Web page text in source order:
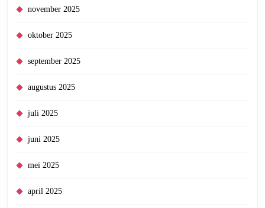
november 2025
oktober 2025
september 2025
augustus 2025
juli 2025
juni 2025
mei 2025
april 2025